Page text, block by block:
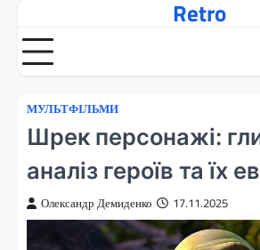
вмісту
Retro
МУЛЬТФІЛЬМИ
Шрек персонажі:
аналіз героїв та їх
Олександр Демиденко 17.11.2025